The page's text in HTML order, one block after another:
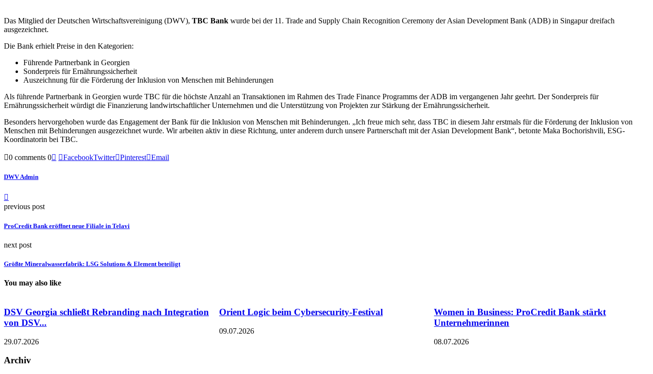
Das Mitglied der Deutschen Wirtschaftsvereinigung (DWV), TBC Bank wurde bei der 11. Trade and Supply Chain Recognition Ceremony der Asian Development Bank (ADB) in Singapur dreifach
ausgezeichnet.
Die Bank erhielt Preise in den Kategorien:
Führende Partnerbank in Georgien
Sonderpreis für Ernährungssicherheit
Auszeichnung für die Förderung der Inklusion von Menschen mit Behinderungen
Als führende Partnerbank in Georgien wurde TBC für die höchste Anzahl an Transaktionen im Rahmen des Trade Finance Programms der ADB im vergangenen Jahr geehrt. Der Sonderpreis für
Ernährungssicherheit würdigt die Finanzierung landwirtschaftlicher Unternehmen und die Unterstützung von Projekten zur Stärkung der Ernährungssicherheit.
Besonders hervorgehoben wurde das Engagement der Bank für die Inklusion von Menschen mit Behinderungen. „Ich freue mich sehr, dass TBC in diesem Jahr erstmals für die Förderung der Inklusion von
Menschen mit Behinderungen ausgezeichnet wurde. Wir arbeiten aktiv in diese Richtung, unter anderem durch unsere Partnerschaft mit der Asian Development Bank“, betonte Maka Bochorishvili, ESG-
Koordinatorin bei TBC.
0 comments 0 FacebookTwitter Pinterest Email
DWV Admin
previous post
ProCredit Bank eröffnet neue Filiale in Telavi
next post
Größte Mineralwasserfabrik: LSG Solutions & Element beteiligt
You may also like
DSV Georgia schließt Rebranding nach Integration
von DSV...
29.07.2026
Orient Logic beim Cybersecurity-Festival
09.07.2026
Women in Business: ProCredit Bank stärkt
Unternehmerinnen
08.07.2026
Archiv